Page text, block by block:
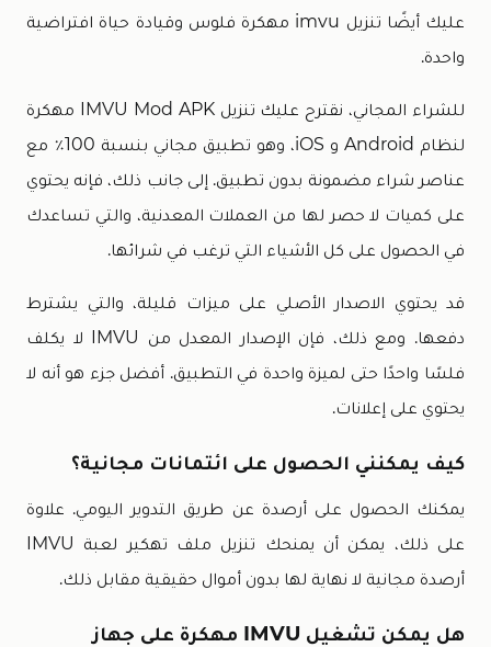
عليك أيضًا تنزيل imvu مهكرة فلوس وقيادة حياة افتراضية
واحدة.
للشراء المجاني، نقترح عليك تنزيل IMVU Mod APK مهكرة
لنظام Android و iOS، وهو تطبيق مجاني بنسبة 100٪ مع
عناصر شراء مضمونة بدون تطبيق. إلى جانب ذلك، فإنه يحتوي
على كميات لا حصر لها من العملات المعدنية، والتي تساعدك
في الحصول على كل الأشياء التي ترغب في شرائها.
قد يحتوي الاصدار الأصلي على ميزات قليلة، والتي يشترط
دفعها. ومع ذلك، فإن الإصدار المعدل من IMVU لا يكلف
فلسًا واحدًا حتى لميزة واحدة في التطبيق. أفضل جزء هو أنه لا
يحتوي على إعلانات.
كيف يمكنني الحصول على ائتمانات مجانية؟
يمكنك الحصول على أرصدة عن طريق التدوير اليومي. علاوة
على ذلك، يمكن أن يمنحك تنزيل ملف تهكير لعبة IMVU
أرصدة مجانية لا نهاية لها بدون أموال حقيقية مقابل ذلك.
هل يمكن تشغيل IMVU مهكرة على جهاز